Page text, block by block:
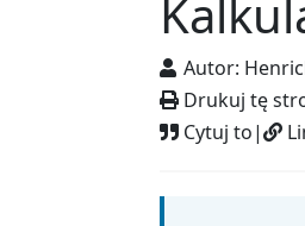
Autor:
Drukuj tę
Cytuj to|